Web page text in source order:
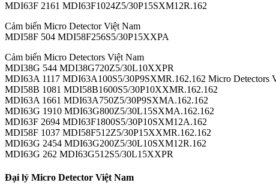
MDI63F 2161 MDI63F1024Z5/30P15SXM12R.162
Cảm biến Micro Detector Việt Nam
MDI58F 504 MDI58F256S5/30P15XXPA
Cảm biến Micro Detectors Việt Nam
MDI38G 544 MDI38G720Z5/30L10XXPR
MDI63A 1117 MDI63A100S5/30P9SXMR.162.162 Micro Detectors
MDI58B 1081 MDI58B1600S5/30P10XXMR.162.162
MDI63A 1661 MDI63A750Z5/30P9SXMA.162.162
MDI63G 1910 MDI63G800Z5/30L15SXMA.162.162
MDI63F 2694 MDI63F1800S5/30P10SXM12A.162
MDI58F 1037 MDI58F512Z5/30P15XXMR.162.162
MDI63G 2454 MDI63G200Z5/30L10SXM12R.162
MDI63G 262 MDI63G512S5/30L15XXPR
Đại lý Micro Detector Việt Nam